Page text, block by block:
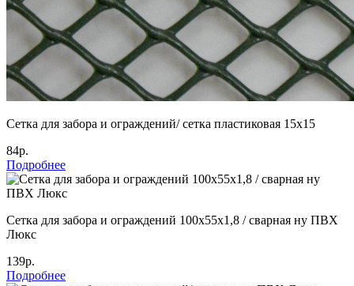
Сетка для забора и ограждений/ сетка пластиковая 15х15
84р.
Подробнее
Сетка для забора и ограждений 100х55х1,8 / сварная ну ПВХ
Люкс
139р.
Подробнее